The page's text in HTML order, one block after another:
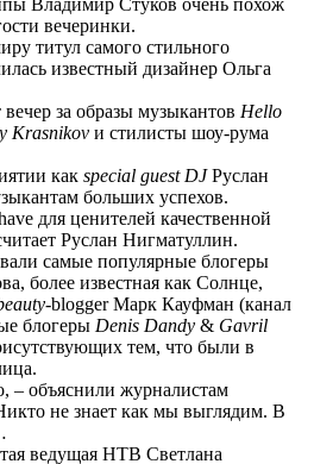
вечеринки.
титул самого стильного
известный дизайнер Ольга
за образы музыкантов Hello
Krasnikov и стилисты шоу-рума
как special guest DJРуслан
больших успехов.
для ценителей качественной
Руслан Нигматуллин.
самые популярные блогеры
более известная как Солнце,
-blogger Марк Кауфман (канал
блогеры Denis Dandy & Gavril
тем, что были в
– объяснили журналистам
не знает как мы выглядим. В
ведущая НТВ Светлана